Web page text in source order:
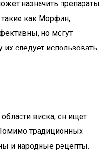
назначить препараты
как Морфин,
но могут
следует использовать
виска, он ищет
традиционных
и народные рецепты.